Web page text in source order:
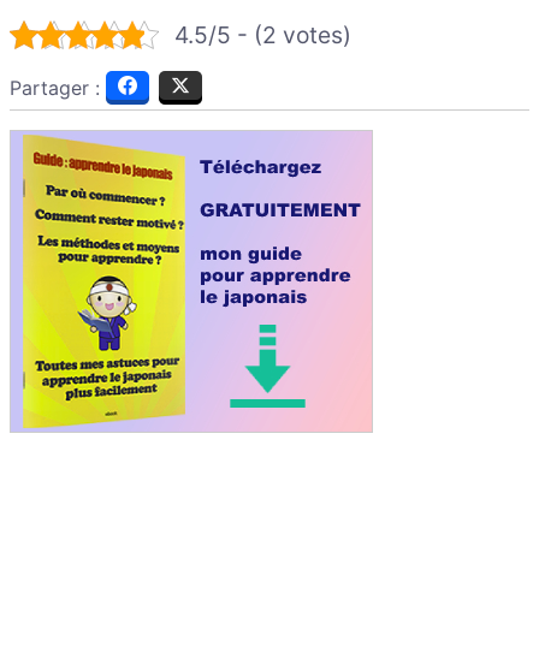
4.5/5 - (2 votes)
Partager :